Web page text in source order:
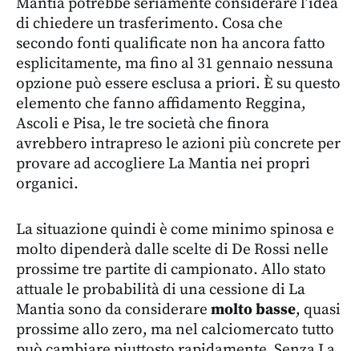
di chiedere un trasferimento. Cosa che
secondo fonti qualificate non ha ancora fatto
esplicitamente, ma fino al 31 gennaio nessuna
opzione può essere esclusa a priori. È su questo
elemento che fanno affidamento Reggina,
Ascoli e Pisa, le tre società che finora
avrebbero intrapreso le azioni più concrete per
provare ad accogliere La Mantia nei propri
organici.
La situazione quindi è come minimo spinosa e
molto dipenderà dalle scelte di De Rossi nelle
prossime tre partite di campionato. Allo stato
attuale le probabilità di una cessione di La
Mantia sono da considerare molto basse, quasi
prossime allo zero, ma nel calciomercato tutto